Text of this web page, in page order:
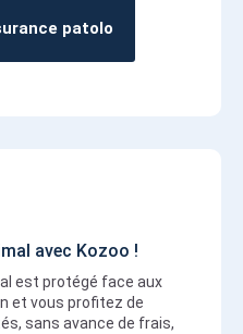
patolo
avec Kozoo !
est protégé face aux
et vous profitez de
sans avance de frais,